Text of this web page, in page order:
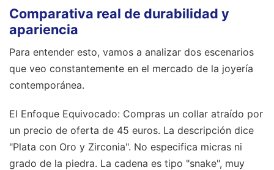
Comparativa real de durabilidad y
apariencia
Para entender esto, vamos a analizar dos escenarios
que veo constantemente en el mercado de la joyería
contemporánea.
El Enfoque Equivocado: Compras un collar atraído por
un precio de oferta de 45 euros. La descripción dice
"Plata con Oro y Zirconia". No especifica micras ni
grado de la piedra. La cadena es tipo "snake", muy